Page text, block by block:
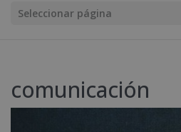
Seleccionar página
comunicación